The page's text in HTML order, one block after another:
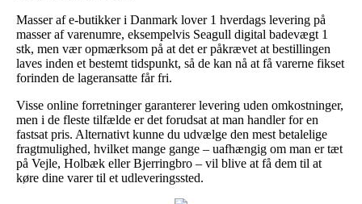
Masser af e-butikker i Danmark lover 1 hverdags levering på
masser af varenumre, eksempelvis Seagull digital badevægt 1
stk, men vær opmærksom på at det er påkrævet at bestillingen
laves inden et bestemt tidspunkt, så de kan nå at få varerne fikset
forinden de lageransatte får fri.
Visse online forretninger garanterer levering uden omkostninger,
men i de fleste tilfælde er det forudsat at man handler for en
fastsat pris. Alternativt kunne du udvælge den mest betalelige
fragtmulighed, hvilket mange gange – uafhængig om man er tæt
på Vejle, Holbæk eller Bjerringbro – vil blive at få dem til at
køre dine varer til et udleveringssted.